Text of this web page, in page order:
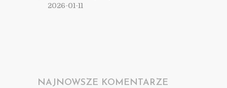
2026-01-11
NAJNOWSZE KOMENTARZE